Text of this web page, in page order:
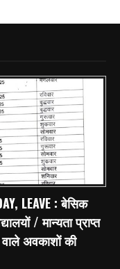
LEAVE : बेसिक
/ मान्यता प्राप्त
वाले अवकाशों की